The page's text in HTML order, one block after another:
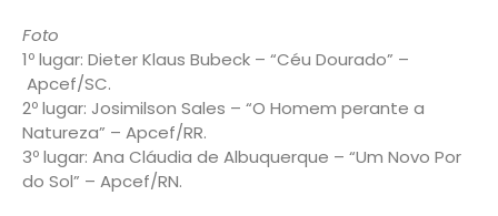
Foto
1º lugar: Dieter Klaus Bubeck – “Céu Dourado” –
Apcef/SC.
2º lugar: Josimilson Sales – “O Homem perante a
Natureza” – Apcef/RR.
3º lugar: Ana Cláudia de Albuquerque – “Um Novo Por
do Sol” – Apcef/RN.